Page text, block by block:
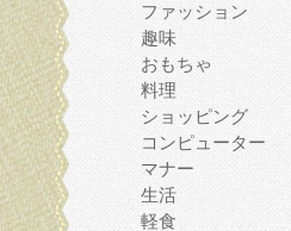
ファッション
趣味
おもちゃ
料理
ショッピング
コンピューター
マナー
生活
軽食